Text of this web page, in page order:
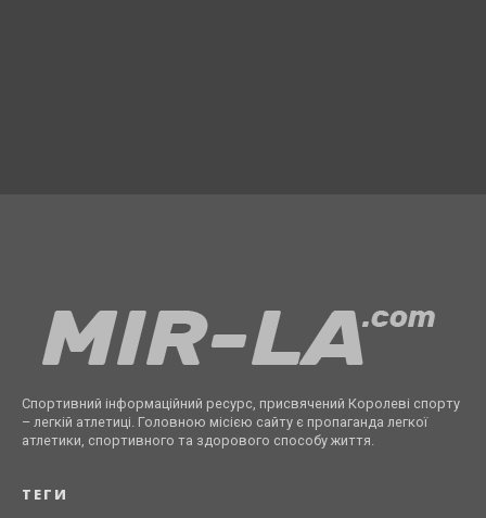
Спортивний інформаційний ресурс, присвячений Королеві спорту
– легкій атлетиці. Головною місією сайту є пропаганда легкої
атлетики, спортивного та здорового способу життя.
ТЕГИ